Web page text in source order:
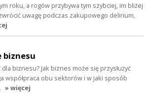
roku, a rogów przybywa tym szybciej, im bliżej
uwagę podczas zakupowego delirium,
biznesu
biznesu? Jak biznes może się przysłużyć
współpraca obu sektorów i w jaki sposób
» więcej